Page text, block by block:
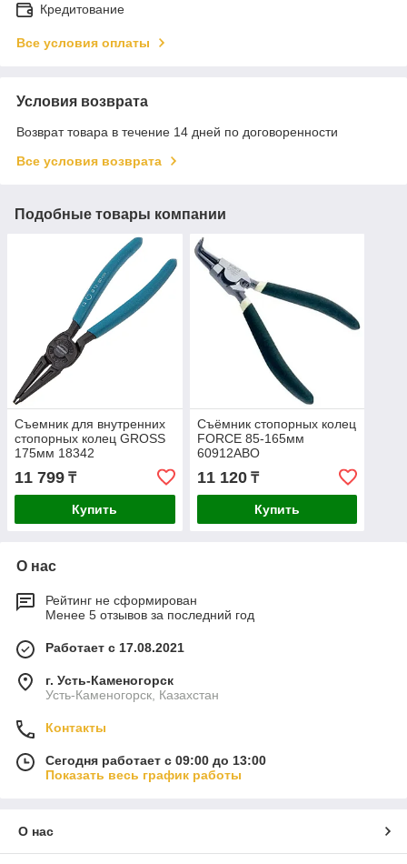
Кредитование
Все условия оплаты
Условия возврата
Возврат товара в течение 14 дней по договоренности
Все условия возврата
Подобные товары компании
Съемник для внутренних
стопорных колец GROSS
175мм 18342
11 799 ₸
Купить
Съёмник стопорных колец
FORCE 85-165мм
60912ABO
11 120₸
Купить
О нас
Рейтинг не сформирован
Менее 5 отзывов за последний год
Работает с 17.08.2021
г. Усть-Каменогорск
Усть-Каменогорск, Казахстан
Контакты
Сегодня работает с 09:00 до 13:00
Показать весь график работы
О нас